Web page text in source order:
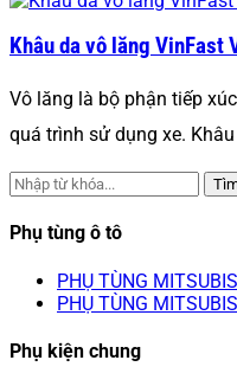
Khâu da vô lăng VinFast
Vô lăng là bộ phận tiếp
quá trình sử dụng xe.
Phụ tùng ô tô
PHỤ TÙNG
PHỤ TÙNG
Phụ kiện chung